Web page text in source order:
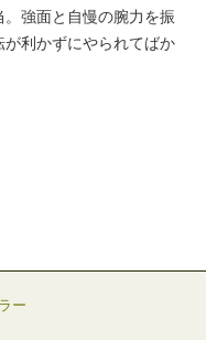
強面と自慢の腕力を振
利かずにやられてばか
ー